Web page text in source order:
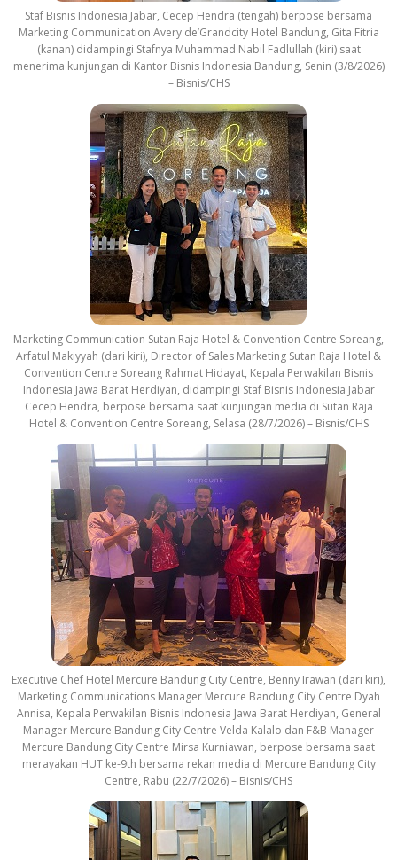
Staf Bisnis Indonesia Jabar, Cecep Hendra (tengah) berpose bersama
Marketing Communication Avery de’Grandcity Hotel Bandung, Gita Fitria
(kanan) didampingi Stafnya Muhammad Nabil Fadlullah (kiri) saat
menerima kunjungan di Kantor Bisnis Indonesia Bandung, Senin (3/8/2026)
– Bisnis/CHS
Marketing Communication Sutan Raja Hotel & Convention Centre Soreang,
Arfatul Makiyyah (dari kiri), Director of Sales Marketing Sutan Raja Hotel &
Convention Centre Soreang Rahmat Hidayat, Kepala Perwakilan Bisnis
Indonesia Jawa Barat Herdiyan, didampingi Staf Bisnis Indonesia Jabar
Cecep Hendra, berpose bersama saat kunjungan media di Sutan Raja
Hotel & Convention Centre Soreang, Selasa (28/7/2026) – Bisnis/CHS
Executive Chef Hotel Mercure Bandung City Centre, Benny Irawan (dari kiri),
Marketing Communications Manager Mercure Bandung City Centre Dyah
Annisa, Kepala Perwakilan Bisnis Indonesia Jawa Barat Herdiyan, General
Manager Mercure Bandung City Centre Velda Kalalo dan F&B Manager
Mercure Bandung City Centre Mirsa Kurniawan, berpose bersama saat
merayakan HUT ke-9th bersama rekan media di Mercure Bandung City
Centre, Rabu (22/7/2026) – Bisnis/CHS